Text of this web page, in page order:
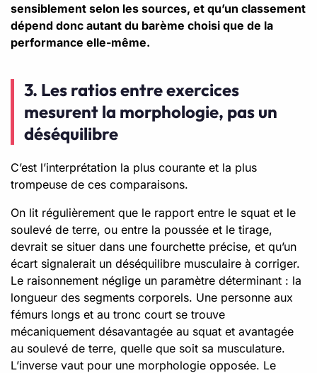
sensiblement selon les sources, et qu’un classement
dépend donc autant du barème choisi que de la
performance elle-même.
3. Les ratios entre exercices
mesurent la morphologie, pas un
déséquilibre
C’est l’interprétation la plus courante et la plus
trompeuse de ces comparaisons.
On lit régulièrement que le rapport entre le squat et le
soulevé de terre, ou entre la poussée et le tirage,
devrait se situer dans une fourchette précise, et qu’un
écart signalerait un déséquilibre musculaire à corriger.
Le raisonnement néglige un paramètre déterminant : la
longueur des segments corporels. Une personne aux
fémurs longs et au tronc court se trouve
mécaniquement désavantagée au squat et avantagée
au soulevé de terre, quelle que soit sa musculature.
L’inverse vaut pour une morphologie opposée. Le